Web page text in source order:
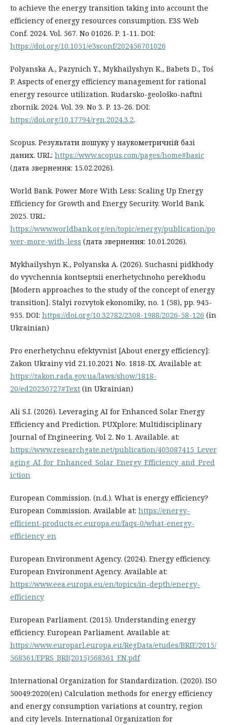
to achieve the energy transition taking into account the
efficiency of energy resources consumption. E3S Web
Conf. 2024. Vol. 567. No 01026. P. 1-11. DOI:
https://doi.org/10.1051/e3sconf/202456701026
Polyanska A., Pazynich Y., Mykhailyshyn K., Babets D., Toś
P. Aspects of energy efficiency management for rational
energy resource utilization. Rudarsko-geološko-naftni
zbornik. 2024. Vol. 39. No 3. P. 13-26. DOI:
https://doi.org/10.17794/rgn.2024.3.2.
Scopus. Результати пошуку у наукометричній базі
даних. URL: https://www.scopus.com/pages/home#basic
(дата звернення: 15.02.2026).
World Bank. Power More With Less: Scaling Up Energy
Efficiency for Growth and Energy Security. World Bank.
2025. URL:
https://www.worldbank.org/en/topic/energy/publication/po
wer-more-with-less (дата звернення: 10.01.2026).
Mykhailyshyn K., Polyanska A. (2026). Suchasni pidkhody
do vyvchennia kontseptsii enerhetychnoho perekhodu
[Modern approaches to the study of the concept of energy
transition]. Stalyi rozvytok ekonomiky, no. 1 (58), pp. 945-
955. DOI: https://doi.org/10.32782/2308-1988/2026-58-126 (in
Ukrainian)
Pro enerhetychnu efektyvnist [About energy efficiency]:
Zakon Ukrainy vid 21.10.2021 No. 1818-IX. Available at:
https://zakon.rada.gov.ua/laws/show/1818-
20/ed20230727#Text (in Ukrainian)
Ali S.I. (2026). Leveraging AI for Enhanced Solar Energy
Efficiency and Prediction. PUXplore: Multidisciplinary
Journal of Engineering. Vol 2. No 1. Available. at:
https://www.researchgate.net/publication/403087415_Lever
aging_AI_for_Enhanced_Solar_Energy_Efficiency_and_Pred
iction
European Commission. (n.d.). What is energy efficiency?
European Commission. Available at: https://energy-
efficient-products.ec.europa.eu/faqs-0/what-energy-
efficiency_en
European Environment Agency. (2024). Energy efficiency.
European Environment Agency. Available at:
https://www.eea.europa.eu/en/topics/in-depth/energy-
efficiency
European Parliament. (2015). Understanding energy
efficiency. European Parliament. Available at:
https://www.europarl.europa.eu/RegData/etudes/BRIE/2015/
568361/EPRS_BRI(2015)568361_EN.pdf
International Organization for Standardization. (2020). ISO
50049:2020(en) Calculation methods for energy efficiency
and energy consumption variations at country, region
and city levels. International Organization for